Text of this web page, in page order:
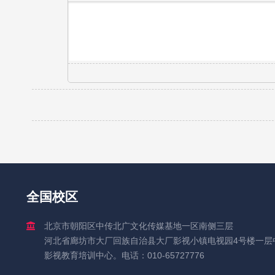
全国校区
北京市朝阳区中传北广文化传媒基地一区南侧三层
河北省廊坊市大厂回族自治县大厂影视小镇电视园4号楼一层
影视教育培训中心。电话：010-65727776